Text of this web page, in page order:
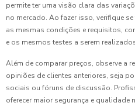
permite ter uma visão clara das
no mercado. Ao fazer isso, verifique
as mesmas condições e requisitos,
e os mesmos testes a serem
Além de comparar preços, observe a
opiniões de clientes anteriores, seja
sociais ou fóruns de discussão.
oferecer maior segurança e qualidade